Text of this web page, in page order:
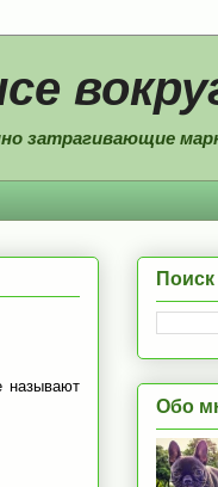
затрагивающие
называют
Обо